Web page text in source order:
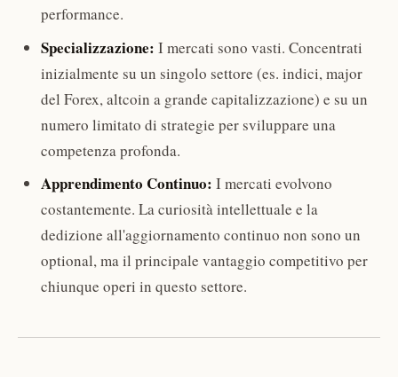
performance.
Specializzazione: I mercati sono vasti. Concentrati
inizialmente su un singolo settore (es. indici, major
del Forex, altcoin a grande capitalizzazione) e su un
numero limitato di strategie per sviluppare una
competenza profonda.
Apprendimento Continuo: I mercati evolvono
costantemente. La curiosità intellettuale e la
dedizione all'aggiornamento continuo non sono un
optional, ma il principale vantaggio competitivo per
chiunque operi in questo settore.